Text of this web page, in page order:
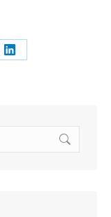
Share